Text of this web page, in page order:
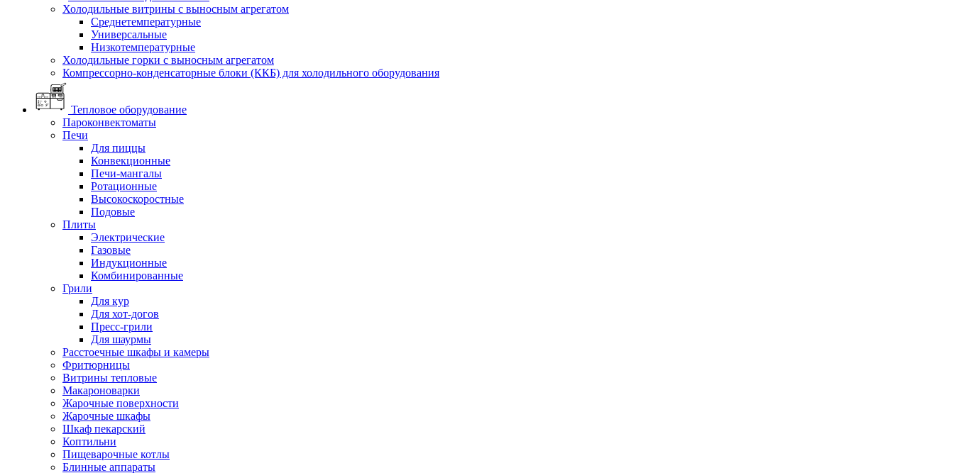
Холодильные витрины с выносным агрегатом
Среднетемпературные
Универсальные
Низкотемпературные
Холодильные горки с выносным агрегатом
Компрессорно-конденсаторные блоки (ККБ) для холодильного оборудования
Тепловое оборудование
Пароконвектоматы
Печи
Для пиццы
Конвекционные
Печи-мангалы
Ротационные
Высокоскоростные
Подовые
Плиты
Электрические
Газовые
Индукционные
Комбинированные
Грили
Для кур
Для хот-догов
Пресс-грили
Для шаурмы
Расстоечные шкафы и камеры
Фритюрницы
Витрины тепловые
Макароноварки
Жарочные поверхности
Жарочные шкафы
Шкаф пекарский
Коптильни
Пищеварочные котлы
Блинные аппараты